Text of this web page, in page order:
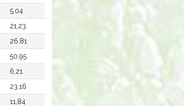
5,04
21,23
26,81
50,95
6,21
23,16
11,84